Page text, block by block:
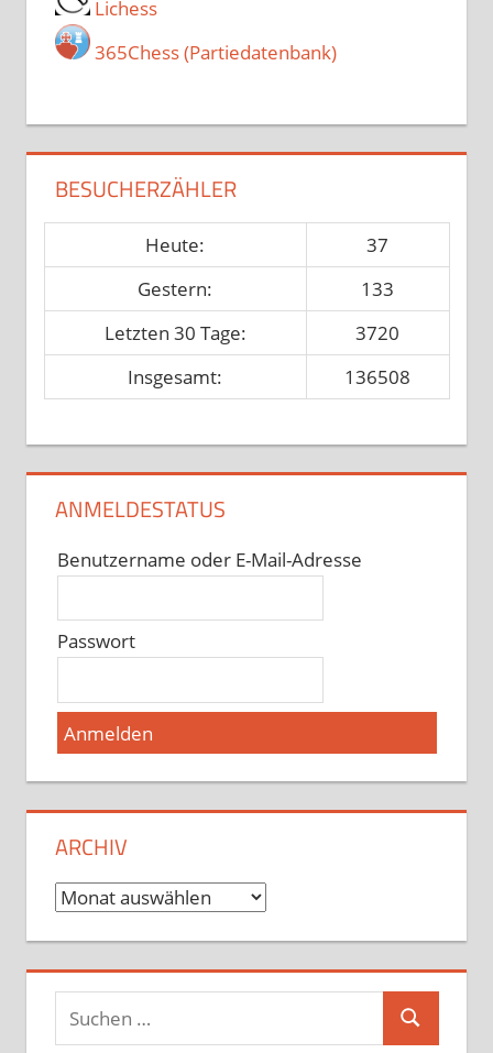
Lichess
365Chess (Partiedatenbank)
BESUCHERZÄHLER
Heute:
37
Gestern:
133
Letzten 30 Tage:
3720
Insgesamt:
136508
ANMELDESTATUS
Benutzername oder E-Mail-Adresse
Passwort
ARCHIV
Archiv
Suchen
Suchen